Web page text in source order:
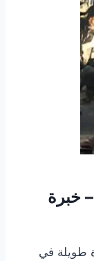
خبرة
طويلة في